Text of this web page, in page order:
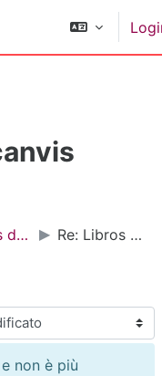
Libros de inglés Re: Libros de inglés
non è più